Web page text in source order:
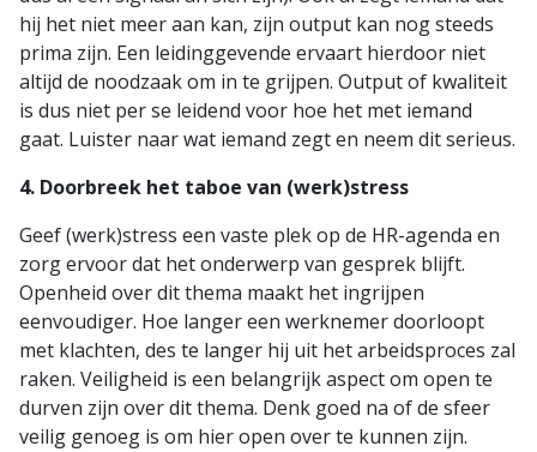
hij het niet meer aan kan, zijn output kan nog steeds
prima zijn. Een leidinggevende ervaart hierdoor niet
altijd de noodzaak om in te grijpen. Output of kwaliteit
is dus niet per se leidend voor hoe het met iemand
gaat. Luister naar wat iemand zegt en neem dit serieus.
4. Doorbreek het taboe van (werk)stress
Geef (werk)stress een vaste plek op de HR-agenda en
zorg ervoor dat het onderwerp van gesprek blijft.
Openheid over dit thema maakt het ingrijpen
eenvoudiger. Hoe langer een werknemer doorloopt
met klachten, des te langer hij uit het arbeidsproces zal
raken. Veiligheid is een belangrijk aspect om open te
durven zijn over dit thema. Denk goed na of de sfeer
veilig genoeg is om hier open over te kunnen zijn.